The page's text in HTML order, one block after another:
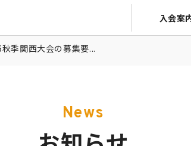
入会案
季関西大会の募集要...
News